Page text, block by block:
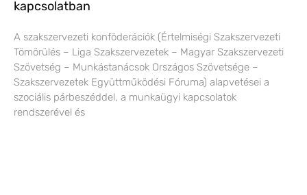
kapcsolatban
A szakszervezeti konföderációk (Értelmiségi Szakszervezeti
Tömörülés – Liga Szakszervezetek – Magyar Szakszervezeti
Szövetség – Munkástanácsok Országos Szövetsége –
Szakszervezetek Együttműködési Fóruma) alapvetései a
szociális párbeszéddel, a munkaügyi kapcsolatok
rendszerével és